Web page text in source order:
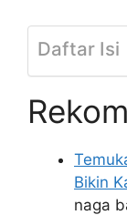
Daftar Isi
Bikin
naga